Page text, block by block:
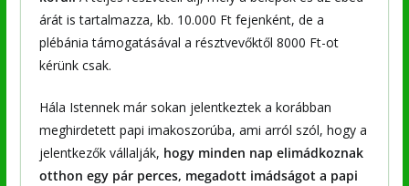
árát is tartalmazza, kb. 10.000 Ft fejenként, de a
plébánia támogatásával a résztvevőktől 8000 Ft-ot
kérünk csak.
Hála Istennek már sokan jelentkeztek a korábban
meghirdetett papi imakoszorúba, ami arról szól, hogy a
jelentkezők vállalják, hogy minden nap elimádkoznak
otthon egy pár perces, megadott imádságot a papi